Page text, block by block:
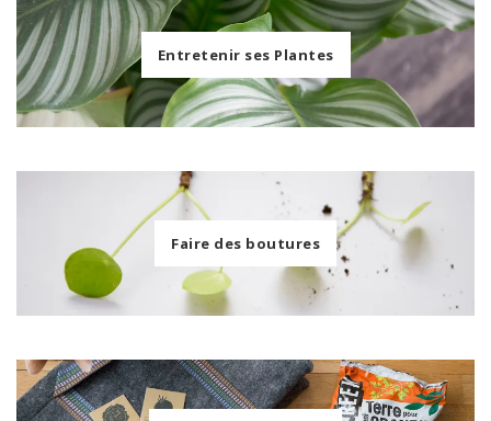
Entretenir ses Plantes
Faire des boutures